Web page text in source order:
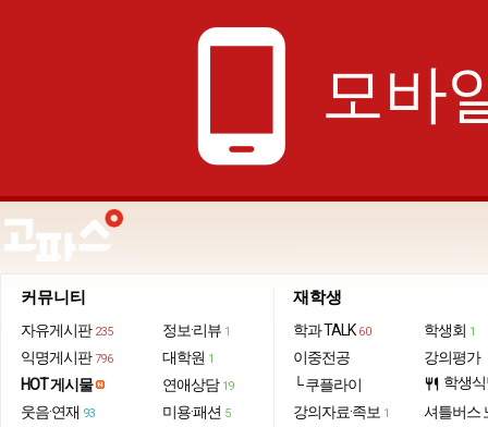
phone_android 모바
커뮤니티
자유게시판 235
익명게시판 796
HOT 게시물
웃음·연재 93
정보·리뷰 1
대학원 1
연애상담 19
미용·패션 5
재학생
학과 TALK 60
이중전공
└ 쿠플라이
강의자료·족보 1
학생회 1
강의평가
restaurant 학생
셔틀버스